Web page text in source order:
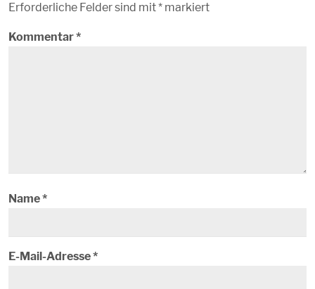
Erforderliche Felder sind mit* markiert
Kommentar*
Name*
E-Mail-Adresse*